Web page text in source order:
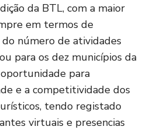
da BTL, com a maior
em termos de
número de atividades
para os dez municípios da
para
e a competitividade dos
tendo registado
virtuais e presencias